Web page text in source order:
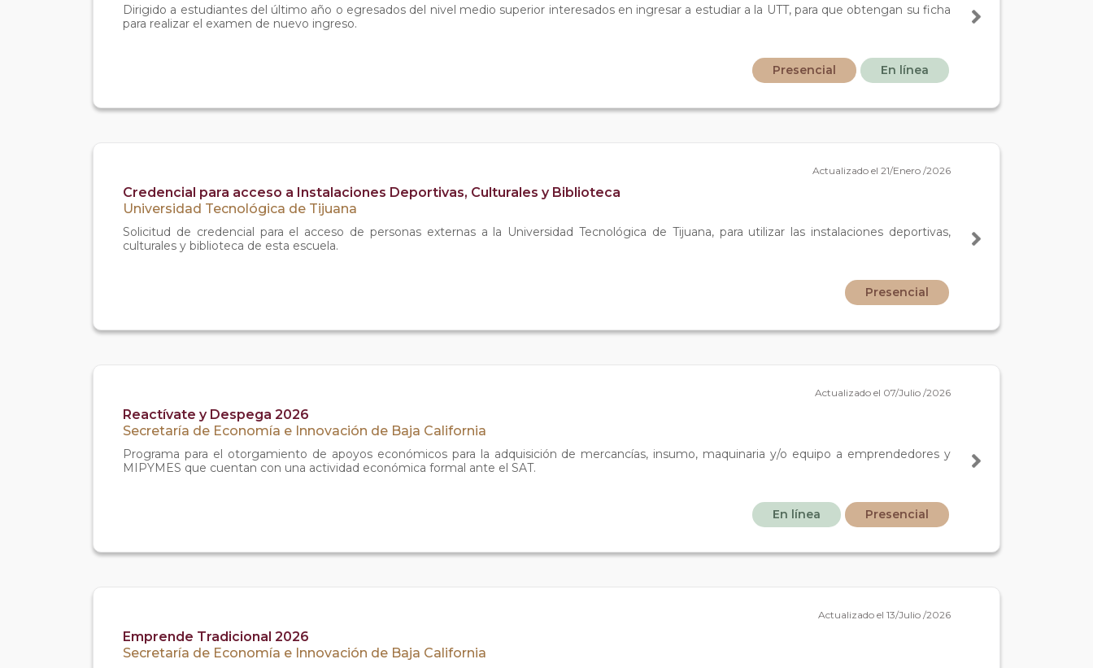
Dirigido a estudiantes del último año o egresados del nivel medio superior interesados en ingresar a estudiar a la UTT, para que obtengan su ficha
para realizar el examen de nuevo ingreso.
Presencial En línea
Actualizado el 21/Enero /2026
Credencial para acceso a Instalaciones Deportivas, Culturales y Biblioteca
Universidad Tecnológica de Tijuana
Solicitud de credencial para el acceso de personas externas a la Universidad Tecnológica de Tijuana, para utilizar las instalaciones deportivas,
culturales y biblioteca de esta escuela.
Presencial
Actualizado el 07/Julio /2026
Reactívate y Despega 2026
Secretaría de Economía e Innovación de Baja California
Programa para el otorgamiento de apoyos económicos para la adquisición de mercancías, insumo, maquinaria y/o equipo a emprendedores y
MIPYMES que cuentan con una actividad económica formal ante el SAT.
En línea Presencial
Actualizado el 13/Julio /2026
Emprende Tradicional 2026
Secretaría de Economía e Innovación de Baja California